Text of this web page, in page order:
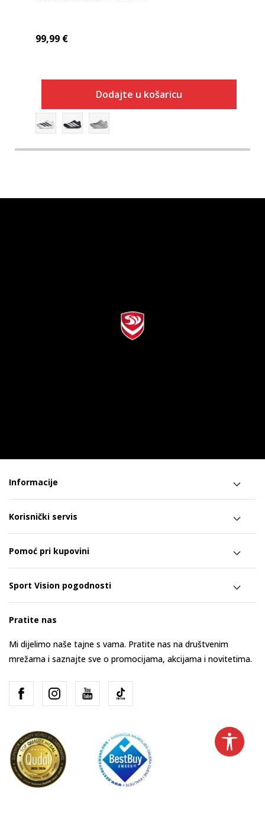
99,99 €
Dodajte u košaricu
Informacije
Korisnički servis
Pomoć pri kupovini
Sport Vision pogodnosti
Pratite nas
Mi dijelimo naše tajne s vama. Pratite nas na društvenim
mrežama i saznajte sve o promocijama, akcijama i novitetima.